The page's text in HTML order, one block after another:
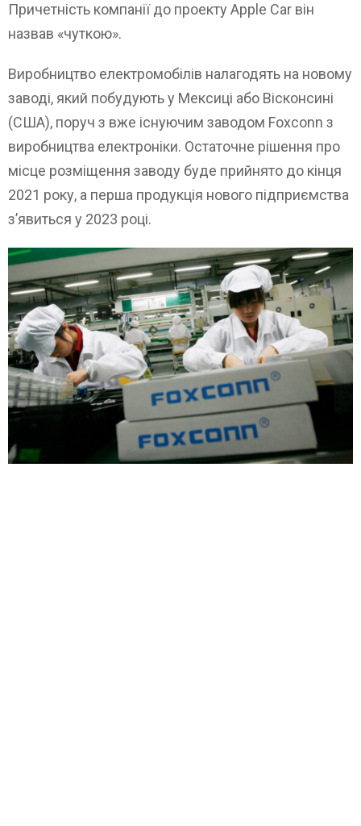
Причетність компанії до проекту Apple Сar він
назвав «чуткою».
Виробництво електромобілів налагодять на новому
заводі, який побудують у Мексиці або Вісконсині
(США), поруч з вже існуючим заводом Foxconn з
виробництва електроніки. Остаточне рішення про
місце розміщення заводу буде прийнято до кінця
2021 року, а перша продукція нового підприємства
з’явиться у 2023 році.